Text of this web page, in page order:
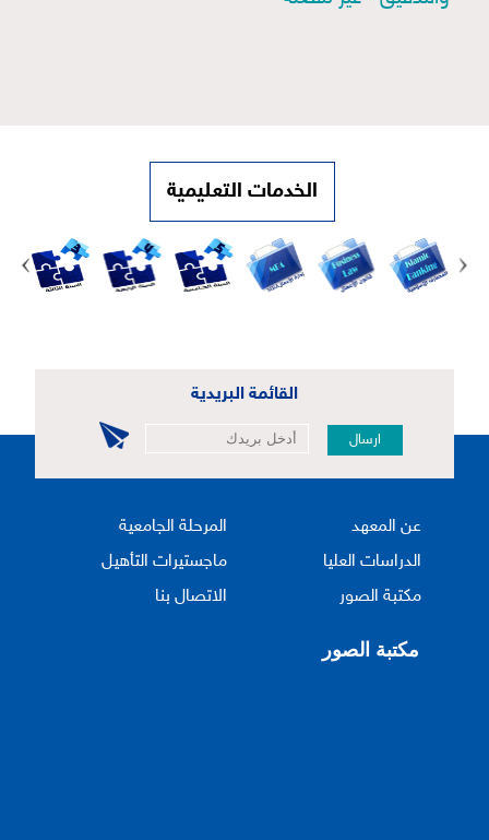
الخدمات التعليمية
القائمة البريدية
ارسال
عن المعهد
المرحلة الجامعية
الدراسات العليا
ماجستيرات التأهيل
مكتبة الصور
الاتصال بنا